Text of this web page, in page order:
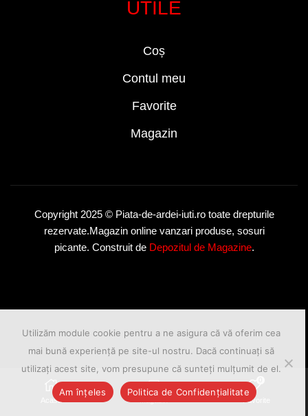
UTILE
Coș
Contul meu
Favorite
Magazin
Copyright 2025 © Piata-de-ardei-iuti.ro toate drepturile
rezervate.Magazin online vanzari produse, sosuri
picante. Construit de Depozitul de Magazine.
Acasa Favorite
Utilizăm module cookie pentru a ne asigura că vă oferim cea
mai bună experiență pe site-ul nostru. Dacă continuați să
utilizați acest site, vom presupune că sunteți mulțumit de el.
Am înțeles Politica de Confidențialitate